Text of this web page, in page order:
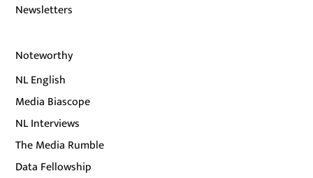
Newsletters
Noteworthy
NL English
Media Biascope
NL Interviews
The Media Rumble
Data Fellowship